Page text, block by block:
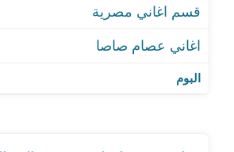
البوم
اغنية مهرجان اسد ومجنن